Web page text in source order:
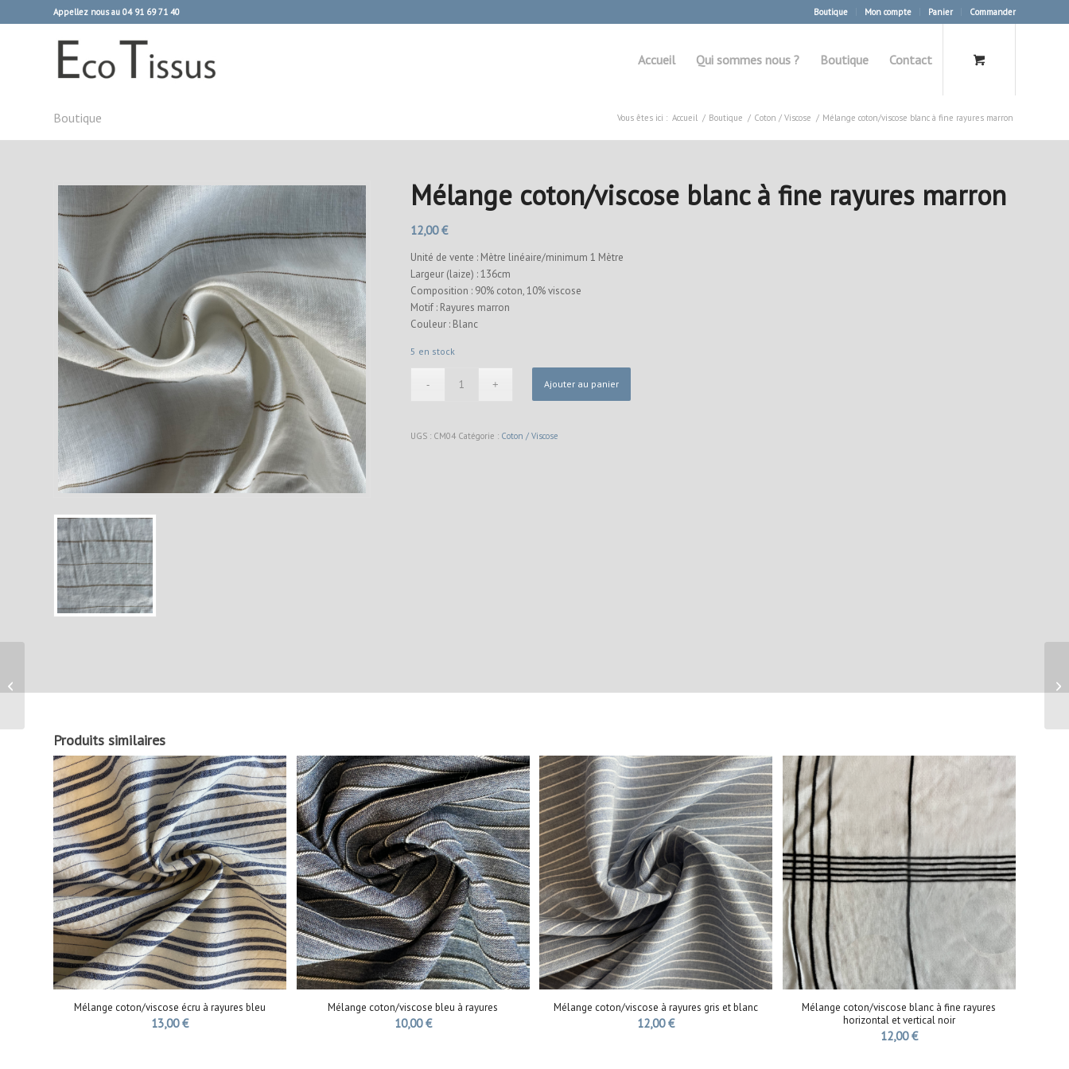
Boutique Mon compte Panier Commander
Appellez nous au 04 91 69 71 40
Accueil Qui sommes nous ? Boutique Contact
Boutique Vous êtes ici : Accueil / Boutique / Coton / Viscose / Mélange coton/viscose blanc à fine rayures marron
Mélange coton/viscose blanc à fine rayures marron
12,00€
Unité de vente : Mètre linéaire/minimum 1 Mètre
Largeur (laize) : 136cm
Composition : 90% coton, 10% viscose
Motif : Rayures marron
Couleur : Blanc
5 en stock
Ajouter au panier
UGS : CM04 Catégorie : Coton / Viscose
Produits similaires
Mélange coton/viscose écru à rayures bleu
13,00€
Mélange coton/viscose bleu à rayures
10,00€
Mélange coton/viscose à rayures gris et blanc
12,00€
Mélange coton/viscose blanc à fine rayures
horizontal et vertical noir
12,00€
à rayures